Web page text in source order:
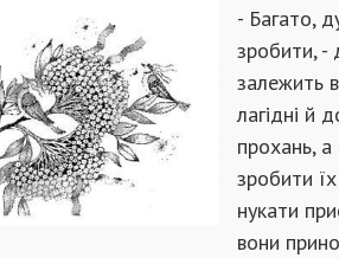
- Багато,
зробити, -
залежить
лагідні й
прохань, а
зробити
нукати
вони